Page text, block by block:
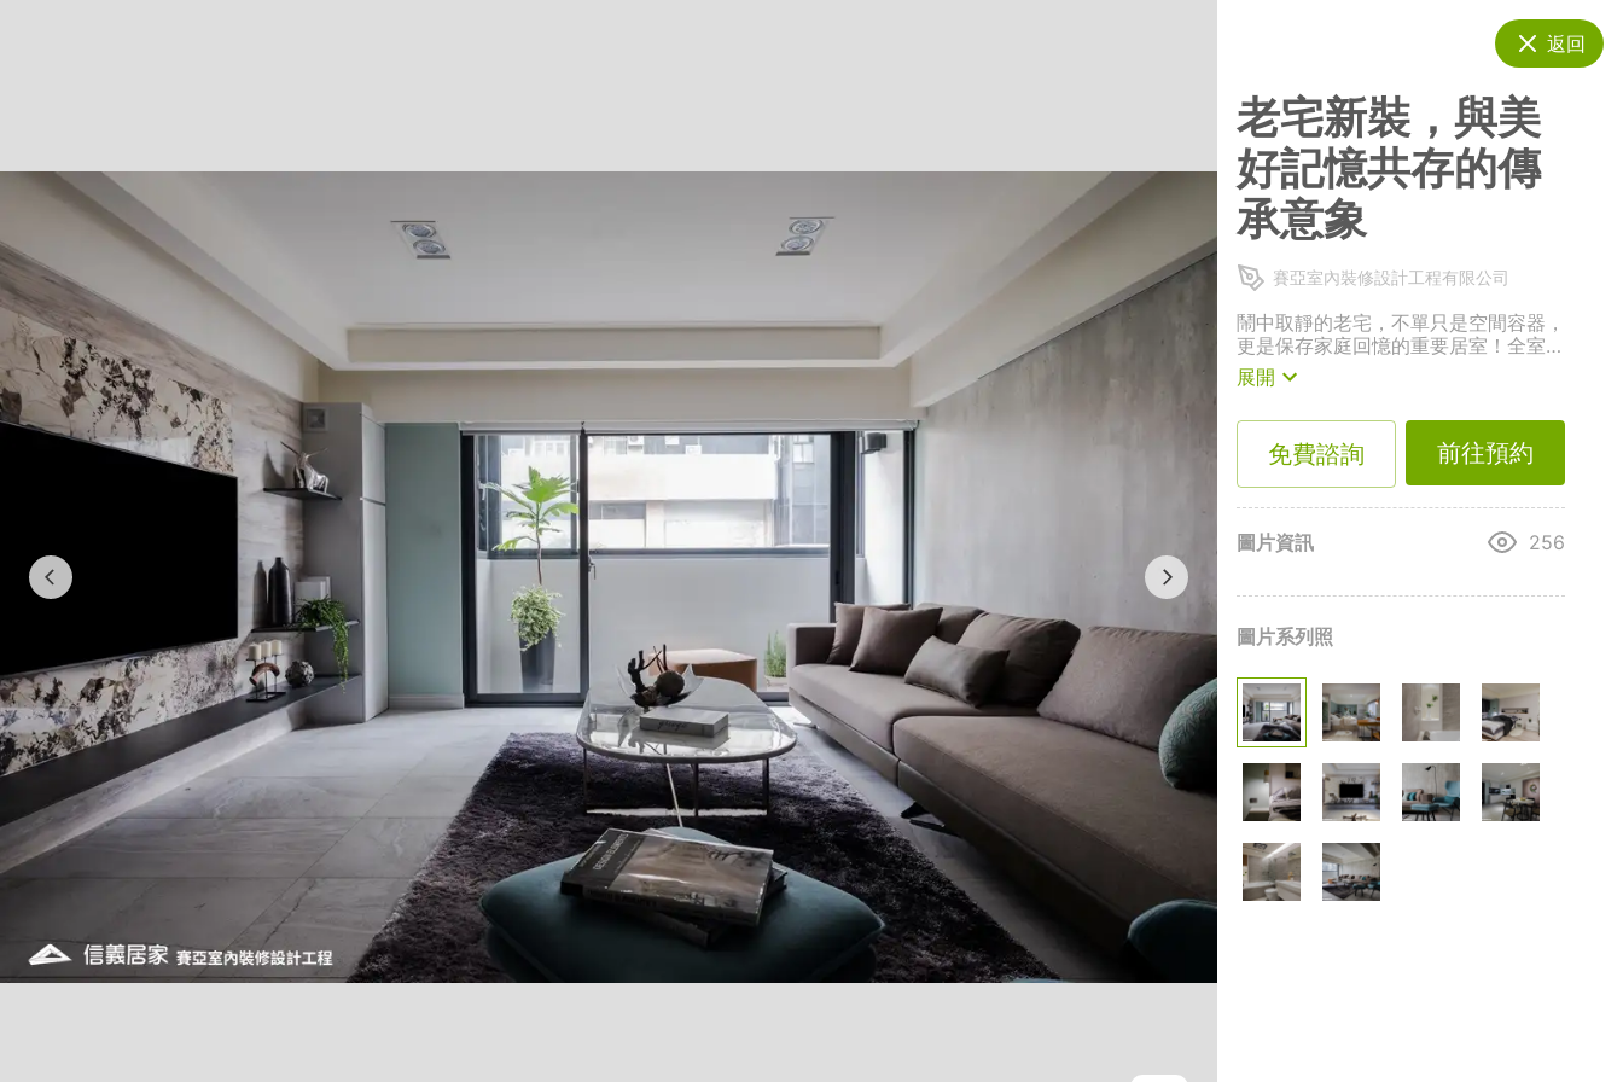
返回
老宅新裝，與美
好記憶共存的傳
承意象
賽亞室內裝修設計工程有限公司
鬧中取靜的老宅，不單只是空間容器，
更是保存家庭回憶的重要居室！全室以
白色系為主要基調，且在既有空間盡可
能設計更寬廣的動線規劃，讓保有回憶
的同時，加入嶄新的生活想望。
展開
免費諮詢 前往預約
圖片資訊 256
圖片系列照